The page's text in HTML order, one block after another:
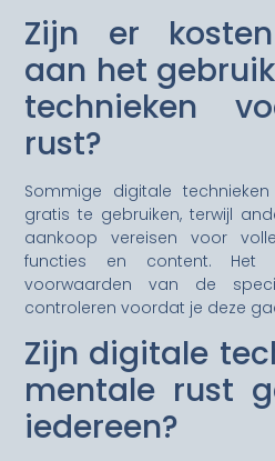
Zijn er
aan het
technieken
rust?
Sommige digitale
gratis te gebruiken, terwijl
aankoop vereisen voor
functies en content.
voorwaarden van de
controleren voordat je deze
Zijn digitale
mentale rust
iedereen?